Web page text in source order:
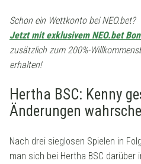
Schon ein Wettkonto bei NEO.bet?
Jetzt mit exklusivem NEO.bet
zusätzlich zum 200%-
erhalten!
Hertha BSC: Kenny
Änderungen
Nach drei sieglosen Spielen in
man sich bei Hertha BSC darüber